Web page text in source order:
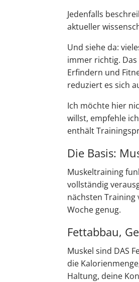
Jedenfalls
aktueller
Und siehe da:
immer richtig.
Erfindern und
reduziert es sich
Ich möchte hier
willst, empfehle
enthält
Die Basis:
Muskeltraining
vollständig
nächsten Training
Woche genug.
Fettabbau,
Muskel sind DAS
die
Haltung, deine